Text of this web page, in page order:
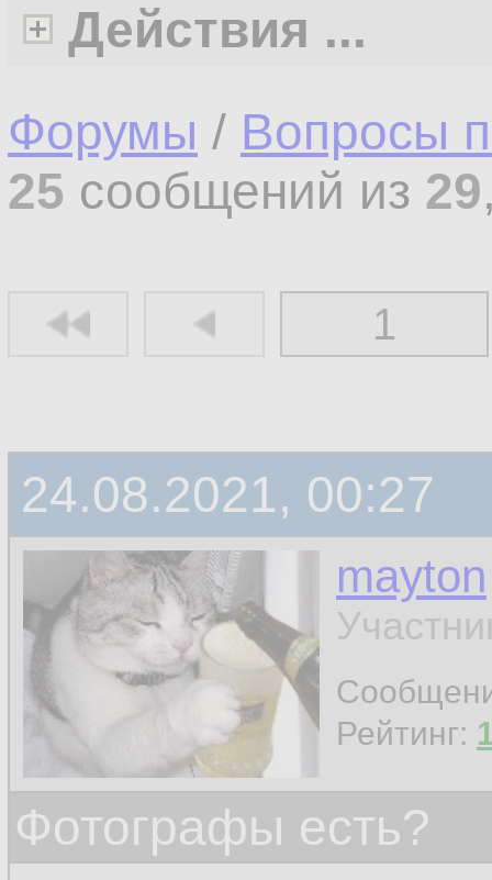
Действия ...
Форумы / Вопросы
25 сообщений из 29
1
24.08.2021, 00:27
mayton
Рейтинг:
Фотографы есть?